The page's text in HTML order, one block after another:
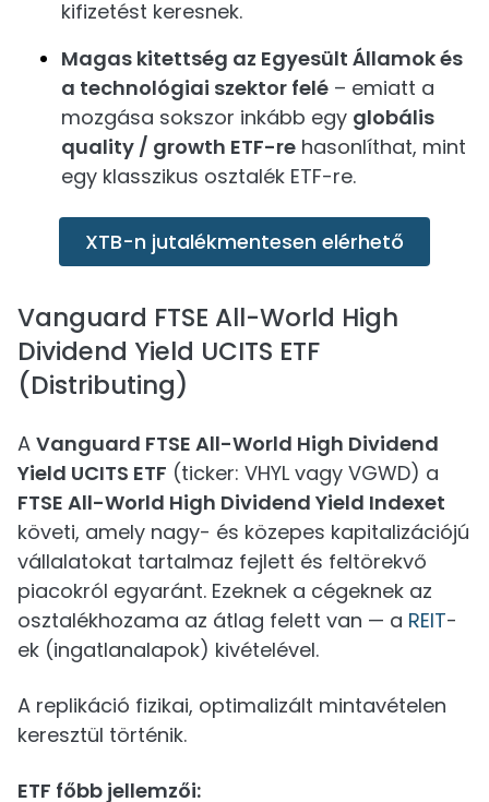
kifizetést keresnek.
Magas kitettség az Egyesült Államok és
a technológiai szektor felé – emiatt a
mozgása sokszor inkább egy globális
quality / growth ETF-re hasonlíthat, mint
egy klasszikus osztalék ETF-re.
XTB-n jutalékmentesen elérhető
Vanguard FTSE All-World High
Dividend Yield UCITS ETF
(Distributing)
A Vanguard FTSE All-World High Dividend
Yield UCITS ETF (ticker: VHYL vagy VGWD) a
FTSE All-World High Dividend Yield Indexet
követi, amely nagy- és közepes kapitalizációjú
vállalatokat tartalmaz fejlett és feltörekvő
piacokról egyaránt. Ezeknek a cégeknek az
osztalékhozama az átlag felett van — a REIT-
ek (ingatlanalapok) kivételével.
A replikáció fizikai, optimalizált mintavételen
keresztül történik.
ETF főbb jellemzői: